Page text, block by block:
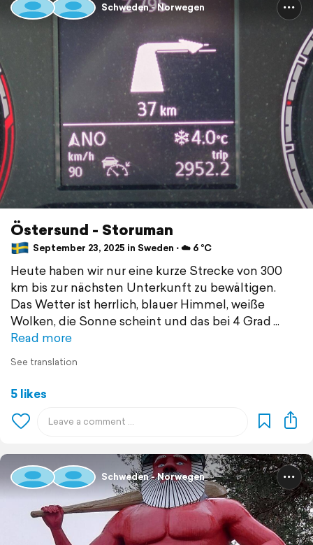
Schweden - Norwegen
Östersund - Storuman
September 23, 2025 in Sweden ⋅ ☁️ 6 °C
Heute haben wir nur eine kurze Strecke von 300
km bis zur nächsten Unterkunft zu bewältigen.
Das Wetter ist herrlich, blauer Himmel, weiße
Wolken, die Sonne scheint und das bei 4 Grad
Read more
See translation
5 likes
Schweden - Norwegen